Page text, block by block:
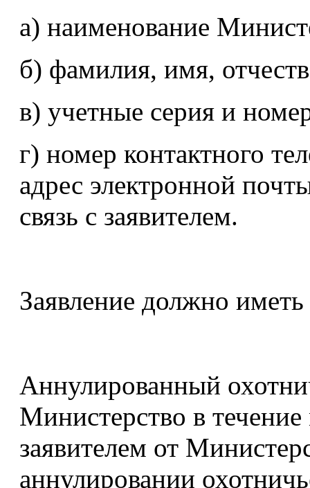
а) наименование
б) фамилия, имя,
в) учетные серия и
г) номер контактного
адрес электронной
связь с заявителем.
Заявление должно иметь
Аннулированный
Министерство в
заявителем от
аннулировании